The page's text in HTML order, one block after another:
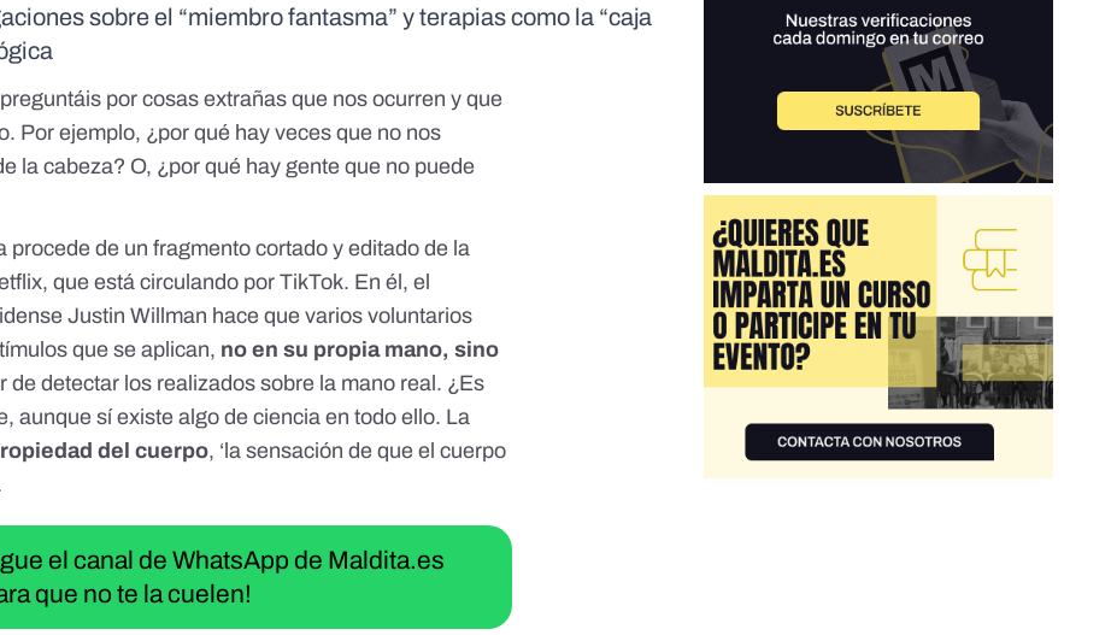
sobre el “miembro fantasma” y terapias como la “caja
porcosas extrañas que nos ocurren y que
. Por ejemplo, ¿por qué hay veces que no nos
la cabeza? O, ¿por qué hay gente que no puede
procede de un fragmento cortado y editado de la
que está circulando porTikTok. En él, el
Justin Willman hace que varios voluntarios
que se aplican, no en su propia mano, sino
de detectar los realizados sobre la mano real. ¿Es
aunque sí existe algo de ciencia en todo ello. La
del cuerpo, ‘la sensación de que el cuerpo
el canal de WhatsApp de Maldita.es
que no te la cuelen!